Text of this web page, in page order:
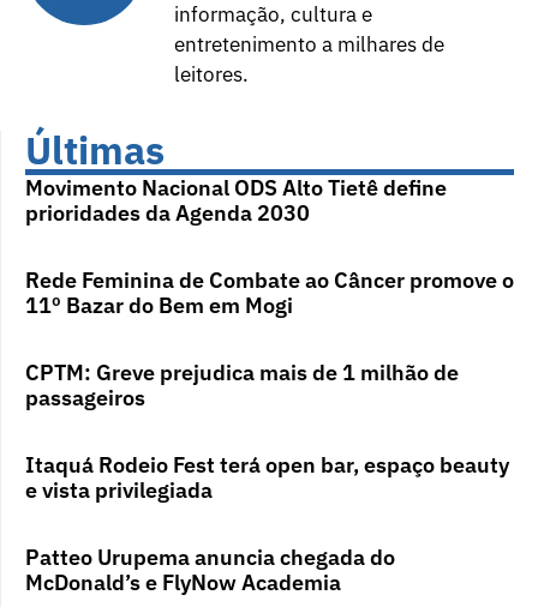
informação, cultura e
entretenimento a milhares de
leitores.
Últimas
Movimento Nacional ODS Alto Tietê define
prioridades da Agenda 2030
Rede Feminina de Combate ao Câncer promove o
11º Bazar do Bem em Mogi
CPTM: Greve prejudica mais de 1 milhão de
passageiros
Itaquá Rodeio Fest terá open bar, espaço beauty
e vista privilegiada
Patteo Urupema anuncia chegada do
McDonald’s e FlyNow Academia